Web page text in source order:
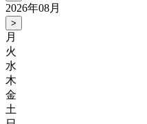
2026年08月
>
月
火
水
木
金
土